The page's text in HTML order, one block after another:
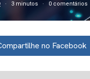
3 minutos 0 comentários
no Facebook